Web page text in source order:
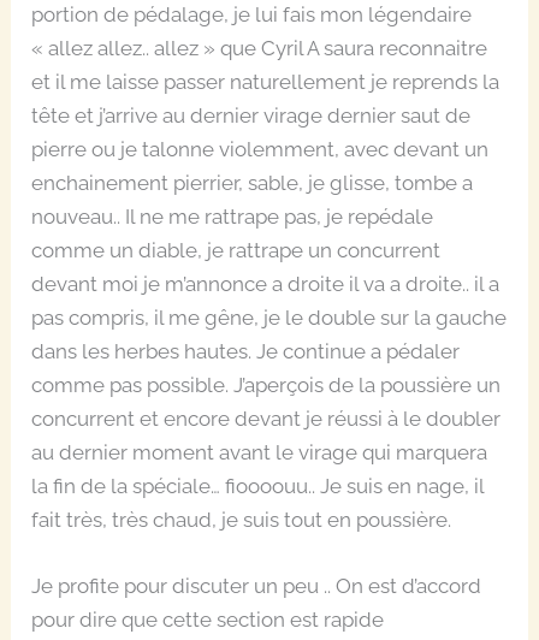
portion de pédalage, je lui fais mon légendaire
« allez allez.. allez » que Cyril A saura reconnaitre
et il me laisse passer naturellement je reprends la
tête et j’arrive au dernier virage dernier saut de
pierre ou je talonne violemment, avec devant un
enchainement pierrier, sable, je glisse, tombe a
nouveau.. Il ne me rattrape pas, je repédale
comme un diable, je rattrape un concurrent
devant moi je m’annonce a droite il va a droite.. il a
pas compris, il me gêne, je le double sur la gauche
dans les herbes hautes. Je continue a pédaler
comme pas possible. J’aperçois de la poussière un
concurrent et encore devant je réussi à le doubler
au dernier moment avant le virage qui marquera
la fin de la spéciale… fioooouu.. Je suis en nage, il
fait très, très chaud, je suis tout en poussière.
Je profite pour discuter un peu .. On est d’accord
pour dire que cette section est rapide